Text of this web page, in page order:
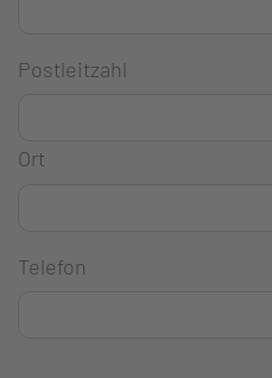
Postleitzahl
Ort
Telefon